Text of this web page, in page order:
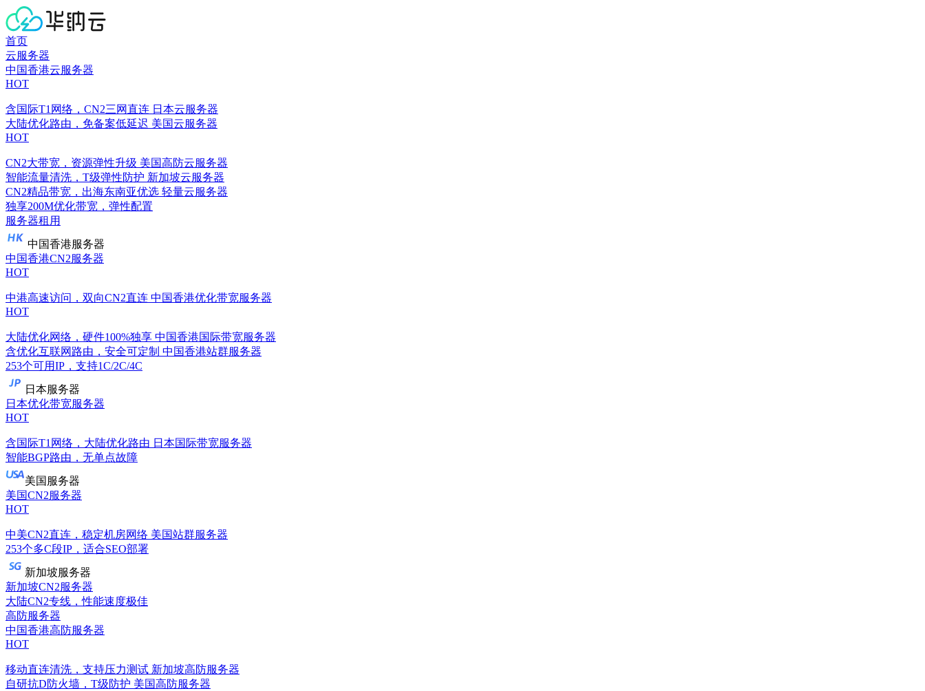
首页
云服务器
中国香港云服务器
HOT
含国际T1网络，CN2三网直连 日本云服务器
大陆优化路由，免备案低延迟 美国云服务器
HOT
CN2大带宽，资源弹性升级 美国高防云服务器
智能流量清洗，T级弹性防护 新加坡云服务器
CN2精品带宽，出海东南亚优选 轻量云服务器
独享200M优化带宽，弹性配置
服务器租用
中国香港服务器
中国香港CN2服务器
HOT
中港高速访问，双向CN2直连 中国香港优化带宽服务器
HOT
大陆优化网络，硬件100%独享 中国香港国际带宽服务器
含优化互联网路由，安全可定制 中国香港站群服务器
253个可用IP，支持1C/2C/4C
日本服务器
日本优化带宽服务器
HOT
含国际T1网络，大陆优化路由 日本国际带宽服务器
智能BGP路由，无单点故障
美国服务器
美国CN2服务器
HOT
中美CN2直连，稳定机房网络 美国站群服务器
253个多C段IP，适合SEO部署
新加坡服务器
新加坡CN2服务器
大陆CN2专线，性能速度极佳
高防服务器
中国香港高防服务器
HOT
移动直连清洗，支持压力测试 新加坡高防服务器
自研抗D防火墙，T级防护 美国高防服务器